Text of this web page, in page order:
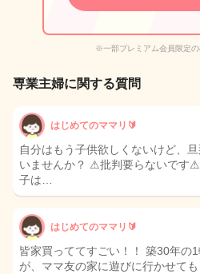
※一部プレミアム会員限定
専業主婦に関する質問
はじめてのママリ🔰
自分はもう子供欲しくないけど、
いませんか？ ⚠︎批判要らないです
子は…
はじめてのママリ🔰
皆家買っててすごい！！ 築30年の
が、ママ友の家に遊びに行かせて